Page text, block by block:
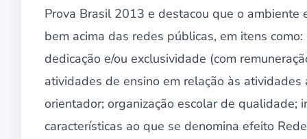
Prova Brasil 2013 e destacou que o ambiente
bem acima das redes públicas, em itens
dedicação e/ou exclusividade (com
atividades de ensino em relação às
orientador; organização escolar de qualidade;
características ao que se denomina efeito